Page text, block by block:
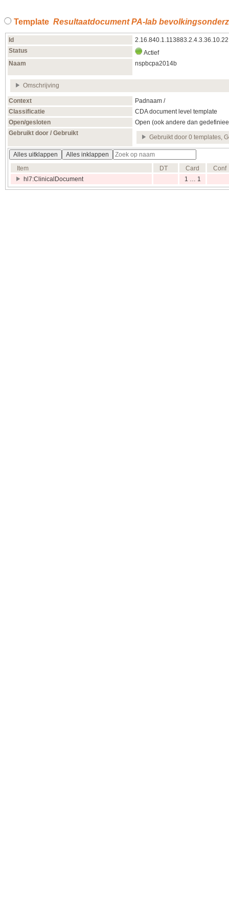
Template Resultaatdocument PA-lab
Id
2.16.840.1.113883.2.4.3.36.10.22
Status
Actief
Naam
nspbcpa2014b
Omschrijving
Context
Padnaam /
Classificatie
CDA document level template
Open/gesloten
Open (ook andere dan
Gebruikt door / Gebruikt
Gebruikt door 0 templates,
Alles uitklappen
Alles inklappen
Item
DT Card
Conf
hl7:ClinicalDocument
1 … 1